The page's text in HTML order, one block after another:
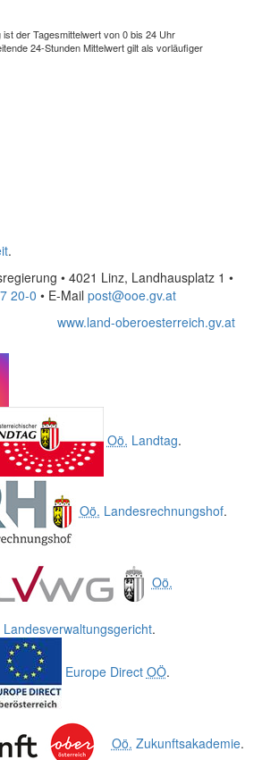
der Tagesmittelwert von 0 bis 24 Uhr
24-Stunden Mittelwert gilt als vorläufiger
.
• 4021 Linz, Landhausplatz 1 •
20-0 • E-Mail post@ooe.gv.at
www.land-oberoesterreich.gv.at
Oö. Landtag.
Oö. Landesrechnungshof.
Oö.
Landesverwaltungsgericht.
Europe Direct OÖ.
Oö. Zukunftsakademie.